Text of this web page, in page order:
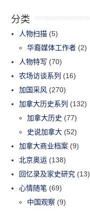
分类
人物扫描 (5)
华裔媒体工作者 (2)
人物特写 (70)
农场访谈系列 (16)
加国采风 (270)
加拿大历史系列 (132)
加拿大历史 (77)
史说加拿大 (52)
加拿大商业档案 (9)
北京奥运 (138)
回忆录及家史研究 (13)
心情随笔 (69)
中国观察 (9)